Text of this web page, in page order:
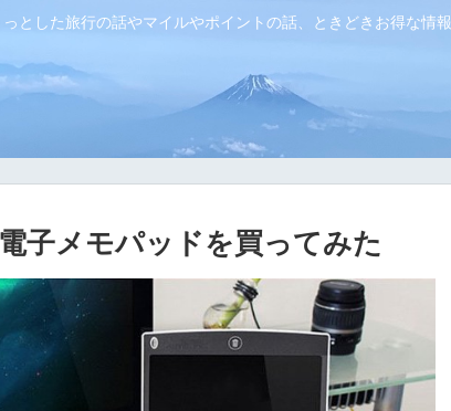
っとした旅行の話やマイルやポイントの話、ときどきお得な情報
子メモパッドを買ってみた